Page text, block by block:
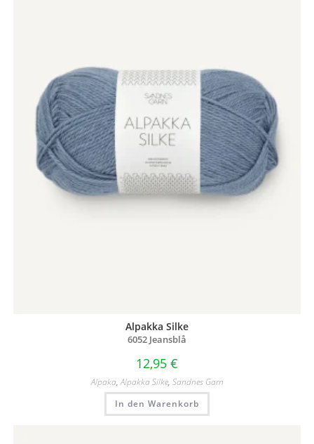
Alpakka Silke
6052 Jeansblå
12,95 €
Alpaka,Alpakka Silke, Sandnes Garn
In den Warenkorb